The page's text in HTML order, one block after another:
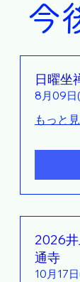
今
日曜坐
8月09日
もっと
2026
通寺
10月17